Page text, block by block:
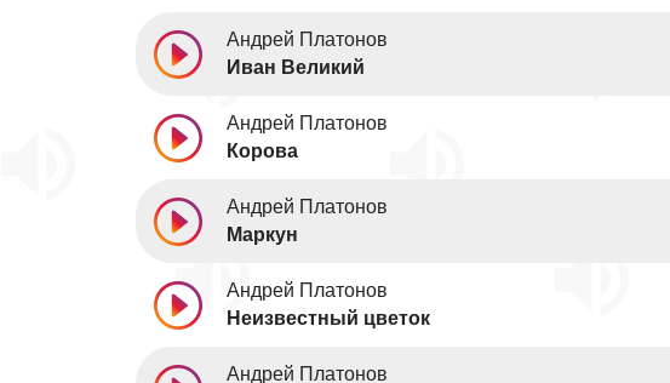
Андрей Платонов
Иван Великий
Андрей Платонов
Корова
Андрей Платонов
Маркун
Андрей Платонов
Неизвестный цветок
Андрей Платонов